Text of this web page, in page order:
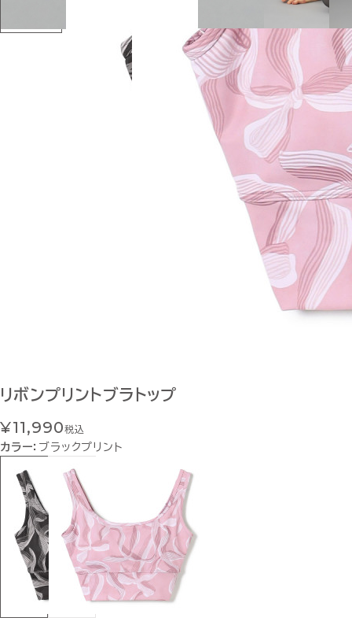
リボンプリントブラトップ
¥11,990税込
カラー： ブラックプリント